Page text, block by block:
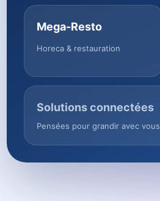
Mega-Resto
Horeca & restauration
Solutions connectées
Pensées pour grandir avec vous